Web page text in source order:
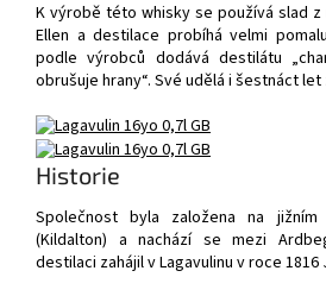
K výrobě této whisky se používá slad
Ellen a destilace probíhá velmi
podle výrobců dodává destilátu
obrušuje hrany“. Své udělá i šestnáct let
Historie
Společnost byla založena na
(Kildalton) a nachází se mezi
destilaci zahájil v Lagavulinu v roce 1816